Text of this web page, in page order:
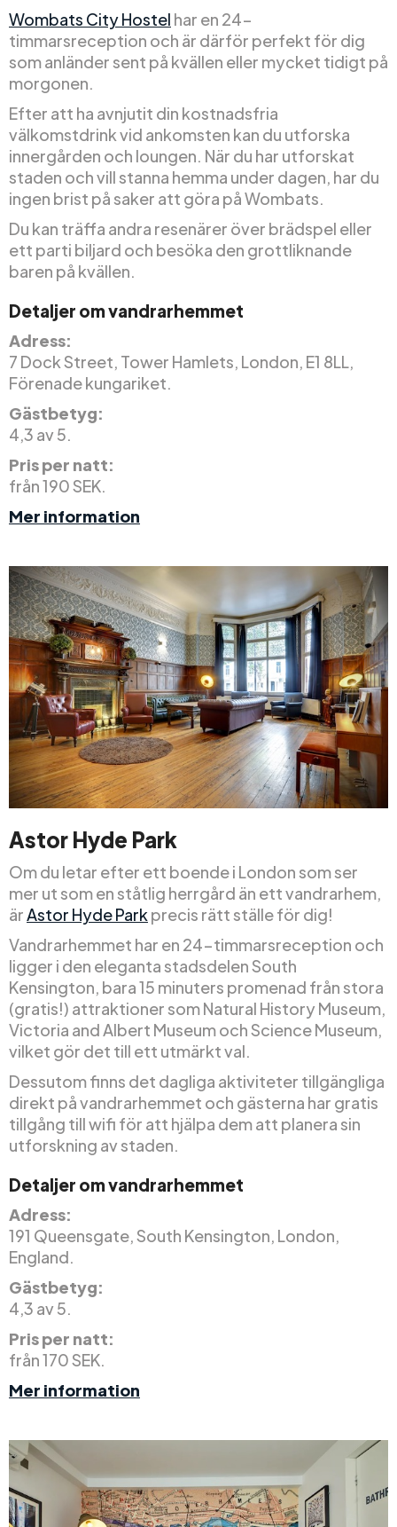
Wombats City Hostel har en 24-
timmarsreception och är därför perfekt för dig
som anländer sent på kvällen eller mycket tidigt på
morgonen.
Efter att ha avnjutit din kostnadsfria
välkomstdrink vid ankomsten kan du utforska
innergården och loungen. När du har utforskat
staden och vill stanna hemma under dagen, har du
ingen brist på saker att göra på Wombats.
Du kan träffa andra resenärer över brädspel eller
ett parti biljard och besöka den grottliknande
baren på kvällen.
Detaljer om vandrarhemmet
Adress:
7 Dock Street, Tower Hamlets, London, E1 8LL,
Förenade kungariket.
Gästbetyg:
4,3 av 5.
Pris per natt:
från 190 SEK.
Mer information
Astor Hyde Park
Om du letar efter ett boende i London som ser
mer ut som en ståtlig herrgård än ett vandrarhem,
ärAstor Hyde Park precis rätt ställe för dig!
Vandrarhemmet har en 24-timmarsreception och
ligger i den eleganta stadsdelen South
Kensington, bara 15 minuters promenad från stora
(gratis!) attraktioner som Natural History Museum,
Victoria and Albert Museum och Science Museum,
vilket gör det till ett utmärkt val.
Dessutom finns det dagliga aktiviteter tillgängliga
direkt på vandrarhemmet och gästerna har gratis
tillgång till wifi för att hjälpa dem att planera sin
utforskning av staden.
Detaljer om vandrarhemmet
Adress:
191 Queensgate, South Kensington, London,
England.
Gästbetyg:
4,3 av 5.
Pris per natt:
från 170 SEK.
Mer information